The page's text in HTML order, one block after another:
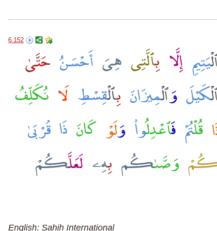
6.152
English: Sahih International